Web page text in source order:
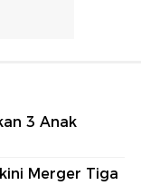
3 Anak
Merger Tiga